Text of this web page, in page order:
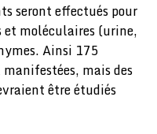
seront effectués pour
et moléculaires (urine,
Ainsi 175
manifestées, mais des
être étudiés